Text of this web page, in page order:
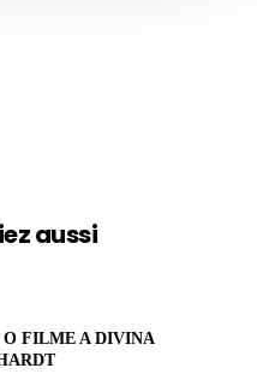
aussi
FILME A DIVINA